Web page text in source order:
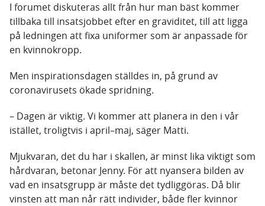
I forumet diskuteras allt från hur man bäst kommer
tillbaka till insatsjobbet efter en graviditet, till att ligga
på ledningen att fixa uniformer som är anpassade för
en kvinnokropp.
Men inspirationsdagen ställdes in, på grund av
coronavirusets ökade spridning.
– Dagen är viktig. Vi kommer att planera in den i vår
istället, troligtvis i april–maj, säger Matti.
Mjukvaran, det du har i skallen, är minst lika viktigt som
hårdvaran, betonar Jenny. För att nyansera bilden av
vad en insatsgrupp är måste det tydliggöras. Då blir
vinsten att man når rätt individer, både fler kvinnor